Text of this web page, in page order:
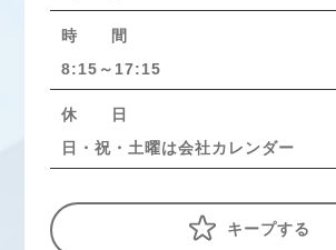
時 間
8:15～17:15
休 日
日・祝・土曜は会社カレンダー
キープする